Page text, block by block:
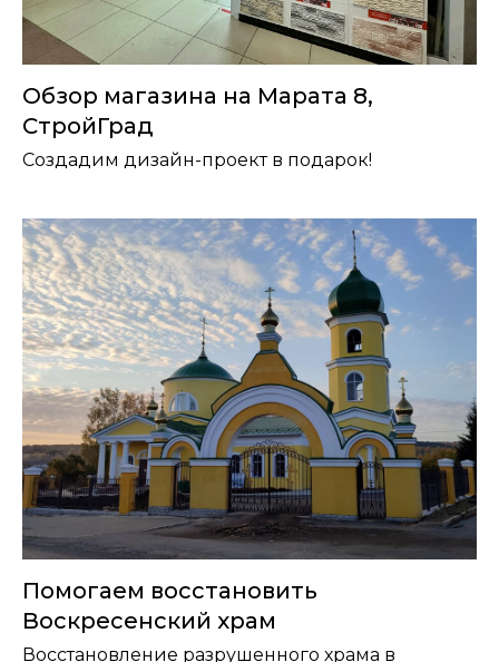
Обзор магазина на Марата 8,
СтройГрад
Создадим дизайн-проект в подарок!
Помогаем восстановить
Воскресенский храм
Восстановление разрушенного храма в